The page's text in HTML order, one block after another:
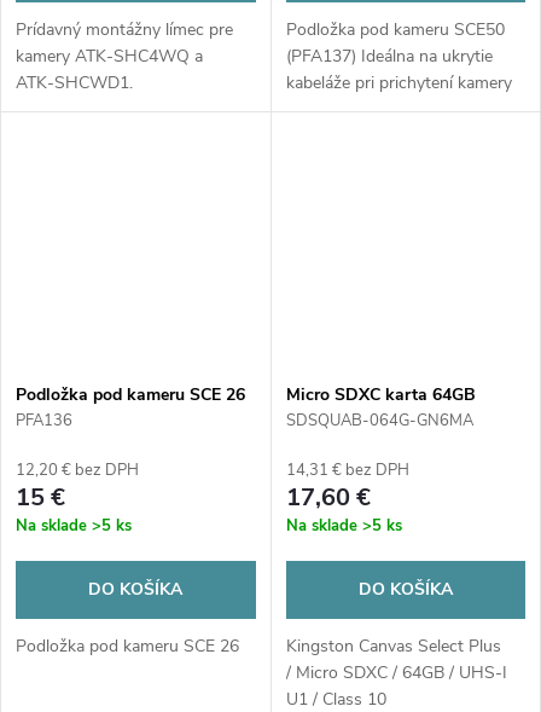
Prídavný montážny límec pre
kamery ATK‑SHC4WQ a
ATK‑SHCWD1.
Podložka pod kameru SCE50
(PFA137) Ideálna na ukrytie
kabeláže pri prichytení kamery
na stenu.
Podložka pod kameru SCE 26
(PFA136)
PFA136
12,20 € bez DPH
15 €
Na sklade >5 ks
DO KOŠÍKA
Podložka pod kameru SCE 26
Micro SDXC karta 64GB
Kingston Canvas Select Plus
SDSQUAB-064G-GN6MA
14,31 € bez DPH
17,60 €
Na sklade >5 ks
DO KOŠÍKA
Kingston Canvas Select Plus
/ Micro SDXC / 64GB / UHS-I
U1 / Class 10